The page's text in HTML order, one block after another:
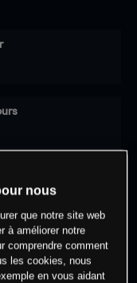
à
nous
que notre site web
à améliorer notre
comprendre comment
les cookies, nous
en vous aidant